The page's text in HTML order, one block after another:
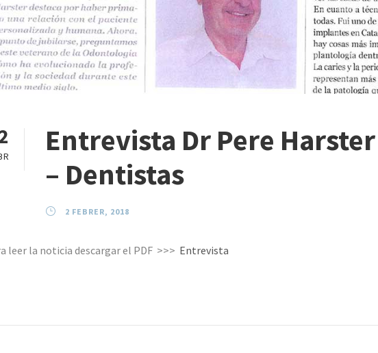
Entrevista Dr Pere
– Dentistas
2 FEBRER, 2018
leer la noticia descargar el PDF >>> Entrevista